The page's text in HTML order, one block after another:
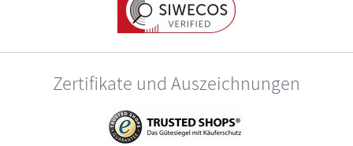
Zertifikate und Auszeichnungen